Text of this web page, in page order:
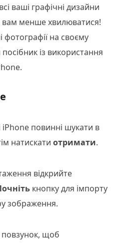
ваші графічні дизайни
вам менше хвилюватися!
фотографії на своєму
із використання
iPhone повинні шукати в
натискати отримати.
відкрийте
кнопку для імпорту
зображення.
повзунок, щоб